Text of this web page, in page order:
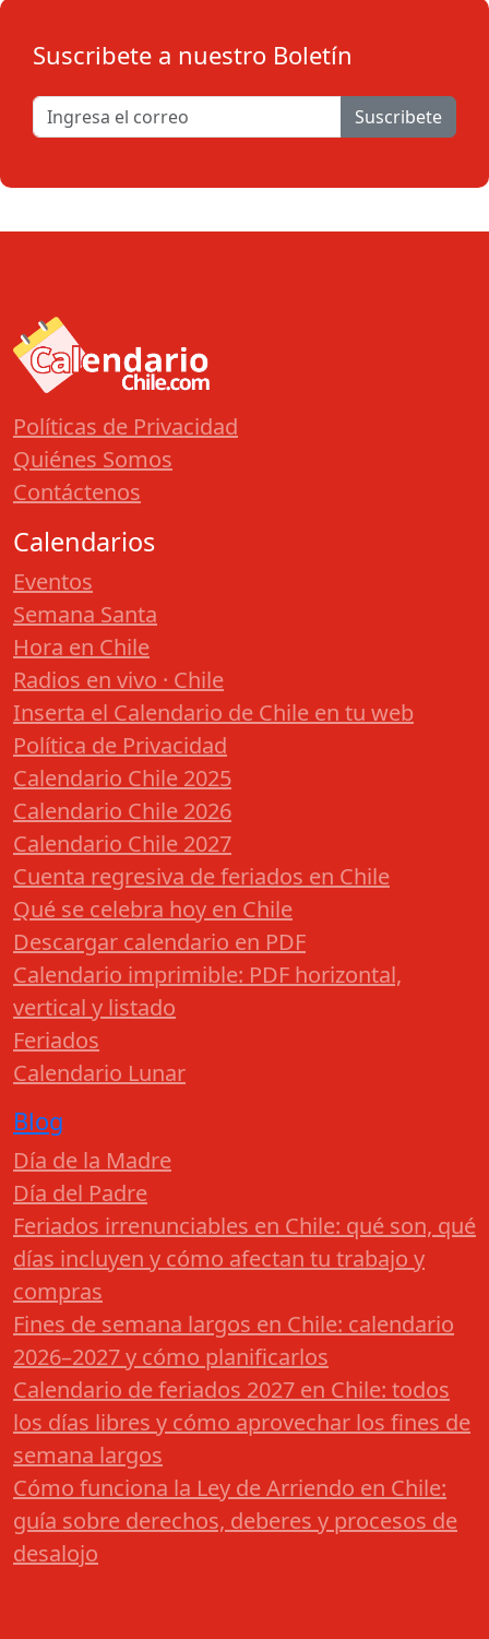
Suscribete a nuestro Boletín
Suscribete
Políticas de Privacidad
Quiénes Somos
Contáctenos
Calendarios
Eventos
Semana Santa
Hora en Chile
Radios en vivo · Chile
Inserta el Calendario de Chile en tu web
Política de Privacidad
Calendario Chile 2025
Calendario Chile 2026
Calendario Chile 2027
Cuenta regresiva de feriados en Chile
Qué se celebra hoy en Chile
Descargar calendario en PDF
Calendario imprimible: PDF horizontal,
vertical y listado
Feriados
Calendario Lunar
Blog
Día de la Madre
Día del Padre
Feriados irrenunciables en Chile: qué son, qué
días incluyen y cómo afectan tu trabajo y
compras
Fines de semana largos en Chile: calendario
2026–2027 y cómo planificarlos
Calendario de feriados 2027 en Chile: todos
los días libres y cómo aprovechar los fines de
semana largos
Cómo funciona la Ley de Arriendo en Chile:
guía sobre derechos, deberes y procesos de
desalojo